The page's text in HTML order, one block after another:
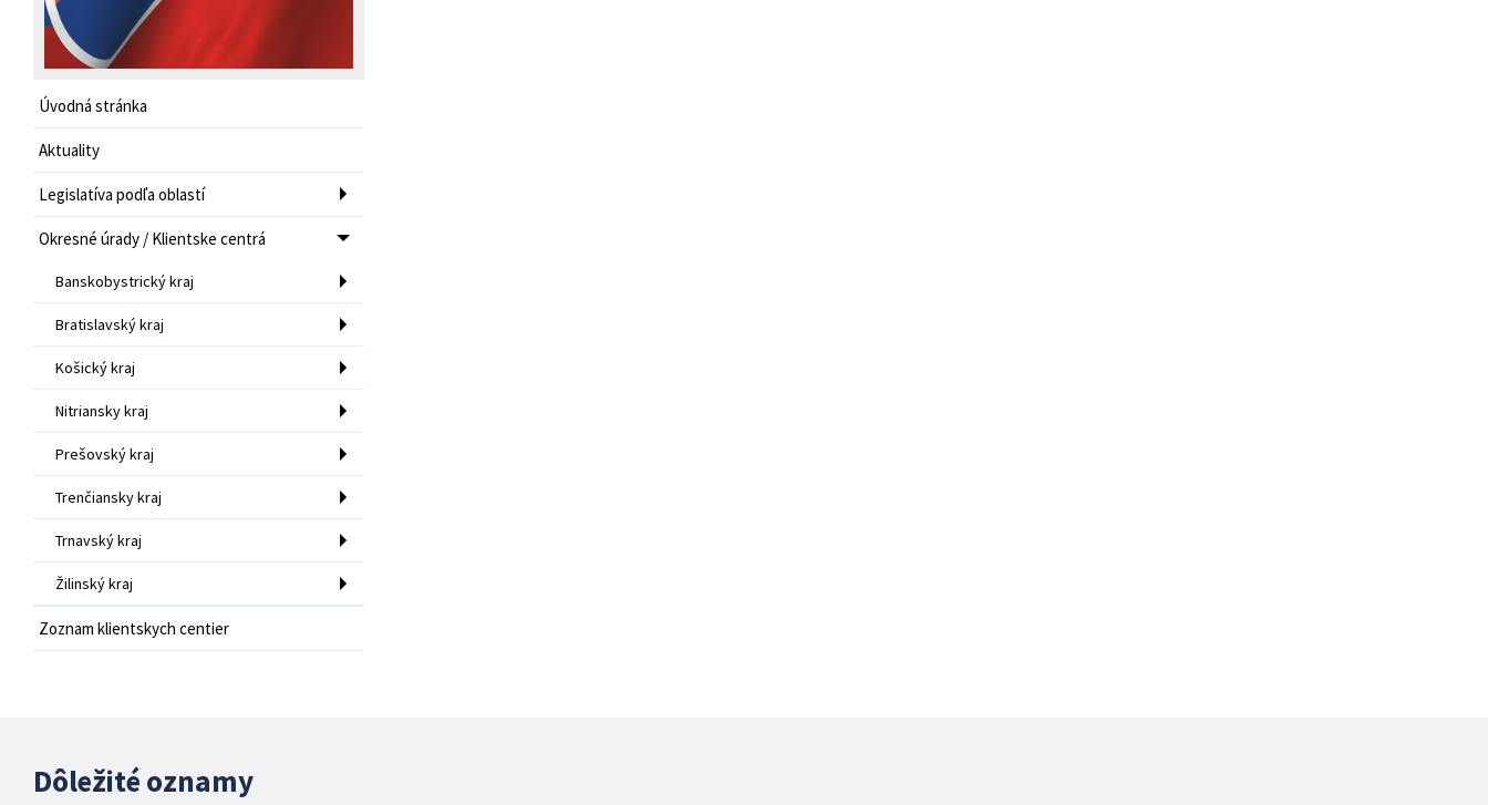
Úvodná stránka
Aktuality
Legislatíva podľa oblastí
Okresné úrady / Klientske centrá
Banskobystrický kraj
Bratislavský kraj
Košický kraj
Nitriansky kraj
Prešovský kraj
Trenčiansky kraj
Trnavský kraj
Žilinský kraj
Zoznam klientskych centier
Dôležité oznamy